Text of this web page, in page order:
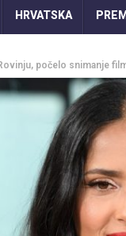
HRVATSKA
počelo snimanje